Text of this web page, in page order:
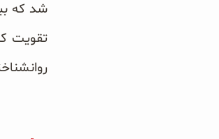
روانشناختی در